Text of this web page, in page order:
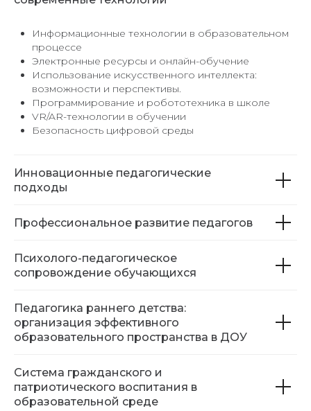
Информационные технологии в образовательном
процессе
Электронные ресурсы и онлайн-обучение
Использование искусственного интеллекта:
возможности и перспективы.
Программирование и робототехника в школе
VR/AR-технологии в обучении
Безопасность цифровой среды
Инновационные педагогические
подходы
Профессиональное развитие педагогов
Психолого-педагогическое
сопровождение обучающихся
Педагогика раннего детства:
организация эффективного
образовательного пространства в ДОУ
Система гражданского и
патриотического воспитания в
образовательной среде